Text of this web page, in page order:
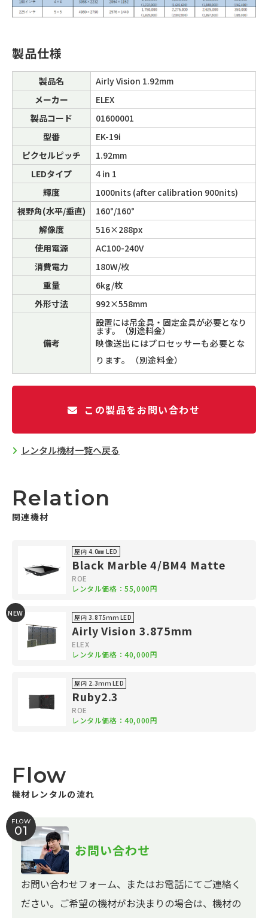
製品仕様
製品名
Airly Vision 1.92mm
メーカー
ELEX
製品コード
01600001
型番
EK-19i
ピクセルピッチ
1.92mm
LEDタイプ
4 in 1
輝度
1000nits (after calibration 900nits)
視野角(水平/垂直)
160°/160°
解像度
516×288px
使用電源
AC100-240V
消費電力
180W/枚
重量
6kg/枚
外形寸法
992×558mm
備考
設置には吊金具・固定金具が必要となり
ます。（別途料金）
映像送出にはプロセッサーも必要とな
ります。（別途料金）
この製品をお問い合わせ
レンタル機材一覧へ戻る
Relation
関連機材
屋内 4.0㎜ LED
Black Marble 4/BM4 Matte
ROE
レンタル価格：55,000円
NEW 屋内 3.875ｍｍ LED
Airly Vision 3.875mm
ELEX
レンタル価格：40,000円
屋内 2.3ｍｍ LED
Ruby2.3
ROE
レンタル価格：40,000円
Flow
機材レンタルの流れ
FLOW
01
お問い合わせ
お問い合わせフォーム、またはお電話にてご連絡く
ださい。ご希望の機材がお決まりの場合は、機材の